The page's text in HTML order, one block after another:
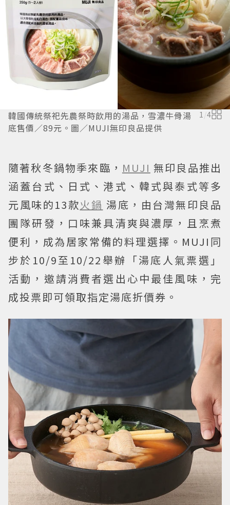
韓國傳統祭祀先農祭時飲用的湯品，雪濃牛骨湯
底售價／89元。圖／MUJI無印良品提供
1/4
隨著秋冬鍋物季來臨， MUJI 無印良品推出
涵蓋台式、日式、港式、韓式與泰式等多
元風味的13款火鍋 湯底，由台灣無印良品
團隊研發，口味兼具清爽與濃厚，且烹煮
便利，成為居家常備的料理選擇。MUJI同
步於10/9至10/22舉辦「湯底人氣票選」
活動，邀請消費者選出心中最佳風味，完
成投票即可領取指定湯底折價券。